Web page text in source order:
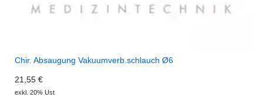
Chir. Absaugung Vakuumverb.schlauch Ø6
21,55 €
exkl. 20% Ust